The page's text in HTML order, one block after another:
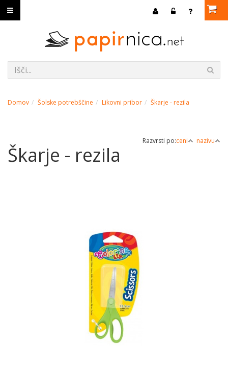
Domov Šolske potrebščine Likovni pribor Škarje - rezila
Razvrsti po:ceni nazivu
Škarje - rezila